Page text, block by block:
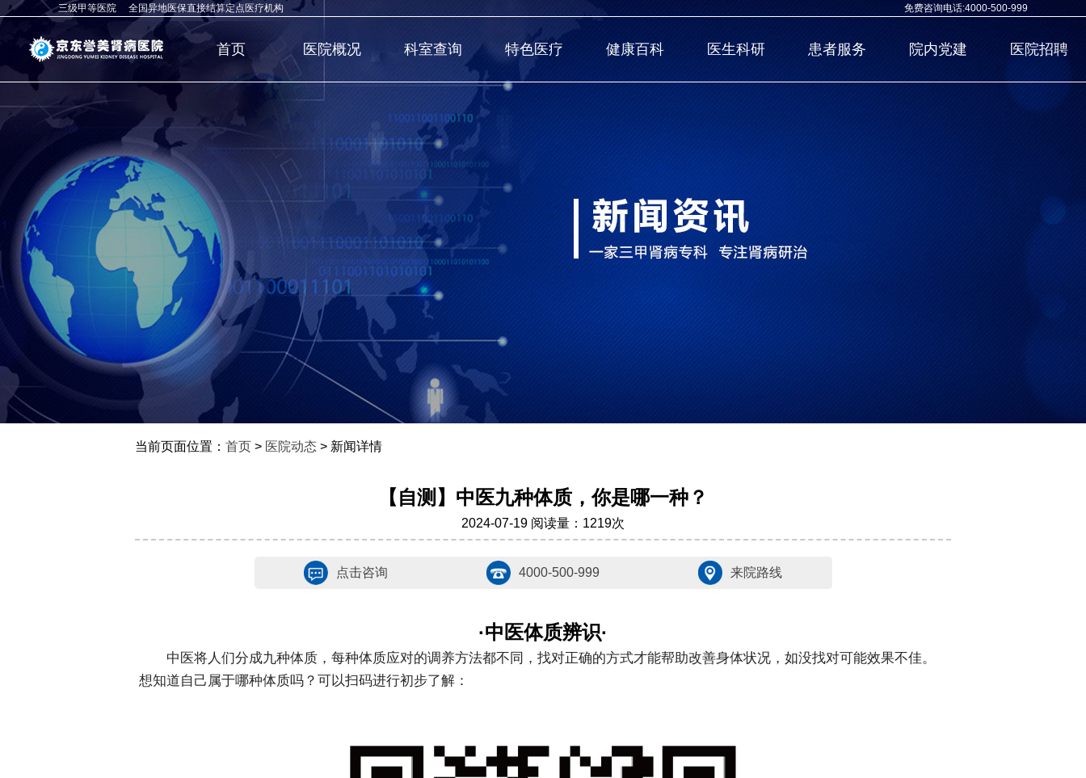
三级甲等医院 全国异地医保直接结算定点医疗机构 免费咨询电话:4000-500-999
首页 医院概况 科室查询 特色医疗 健康百科 医生科研 患者服务 院内党建 医院招聘
当前页面位置： 首页 > 医院动态 > 新闻详情
【自测】中医九种体质，你是哪一种？
2024-07-19 阅读量：1219次
点击咨询 4000-500-999 来院路线
·中医体质辨识·
中医将人们分成九种体质，每种体质应对的调养方法都不同，找对正确的方式才能帮助改善身体状况，如没找对可能效果不佳。
想知道自己属于哪种体质吗？可以扫码进行初步了解：